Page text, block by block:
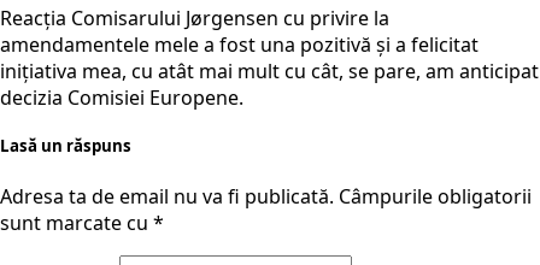
Reacția Comisarului Jørgensen cu privire la
amendamentele mele a fost una pozitivă și a felicitat
inițiativa mea, cu atât mai mult cu cât, se pare, am anticipat
decizia Comisiei Europene.
Lasă un răspuns
Adresa ta de email nu va fi publicată. Câmpurile obligatorii
sunt marcate cu *